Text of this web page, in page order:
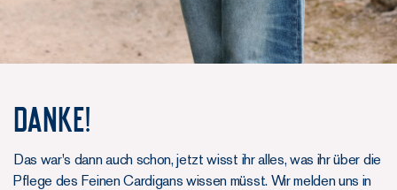
Danke!
Das war's dann auch schon, jetzt wisst ihr alles, was ihr über die
Pflege des Feinen Cardigans wissen müsst. Wir melden uns in